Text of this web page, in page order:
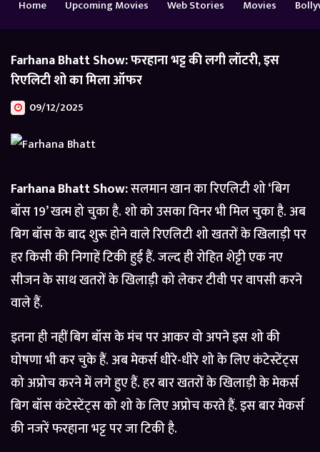
Home Upcoming Movies Web Stories Movies
Farhana Bhatt Show: फरहाना भट्ट की लगी लॉटरी, इस
रिएलिटी शो का मिला ऑफर
09/12/2025
Farhana Bhatt Show:सलमान खान का रिएलिटी शो ‘बिग
बॉस 19’ खत्म हो चुका है. शो को उसका विनर भी मिल चुका है. अब
बिग बॉस के बाद शुरू होने वाले रिएलिटी शो खतरों के खिलाड़ी पर
हर किसी की निगाहें टिकी हुई हैं. जल्द ही रोहित शेट्टी एक नए
सीजन के साथ खतरों के खिलाड़ी को लेकर टीवी पर वापसी करने
वाले हैं.
इतना ही नहीं बिग बॉस के मंच पर आकर वो अपने इस शो की
घोषणा भी कर चुके हैं. अब मेकर्स धीरे-धीरे शो के लिए कंटेस्टेंट्स
को अप्रोच करने में लगे हुए हैं. हर बार खतरों के खिलाड़ी के मेकर्स
बिग बॉस कंटेस्टेंट्स को शो के लिए अप्रोच करते हैं. इस बार मेकर्स
की नजरें फरहाना भट्ट पर जा टिकी है.